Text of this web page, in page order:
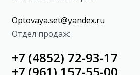
Optovaya.set@yandex.ru
Отдел продаж:
+7 (4852) 72-93-17